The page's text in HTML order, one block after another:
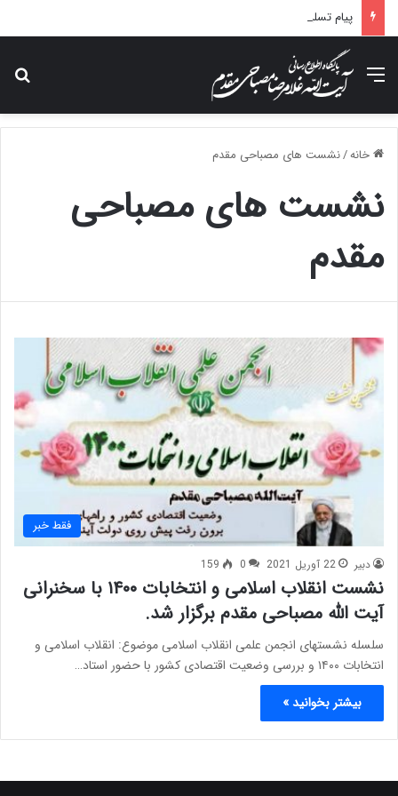
منو
خانه/نشست های مصباحی مقدم
نشست های مصباحی
مقدم
فقط خبر
دبیر 22 آوریل 2021 0
159
نشست انقلاب اسلامی و انتخابات ۱۴۰۰ با سخنرانی
آیت الله مصباحی مقدم برگزار شد.
سلسله نشستهای انجمن علمی انقلاب اسلامی موضوع: انقلاب اسلامی و
انتخابات ۱۴۰۰ و بررسی وضعیت اقتصادی کشور با حضور استاد…
بیشتر بخوانید »